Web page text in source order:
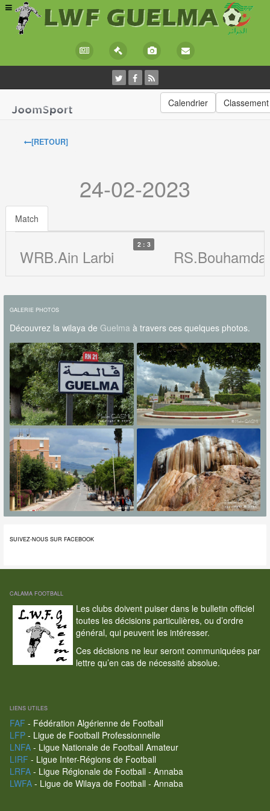
Calendrier Classement
[RETOUR]
24-02-2023
Match
WRB.Ain Larbi
2 : 3
GALERIE PHOTOS
Découvrez la wilaya de Guelma à travers ces quelques photos.
SUIVEZ-NOUS SUR FACEBOOK
CALAMA FOOTBALL
Les clubs doivent puiser dans le bulletin officiel
toutes les décisions particulières, ou d’ordre
général, qui peuvent les intéresser.
Ces décisions ne leur seront communiquées par
lettre qu’en cas de nécessité absolue.
LIENS UTILES
FAF - Fédération Algérienne de Football
LFP- Ligue de Football Professionnelle
LNFA- Ligue Nationale de Football Amateur
LIRF - Ligue Inter-Régions de Football
LRFA- Ligue Régionale de Football - Annaba
LWFA- Ligue de Wilaya de Football - Annaba